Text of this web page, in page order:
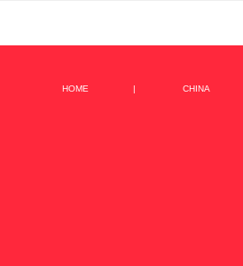
HOME | CHINA